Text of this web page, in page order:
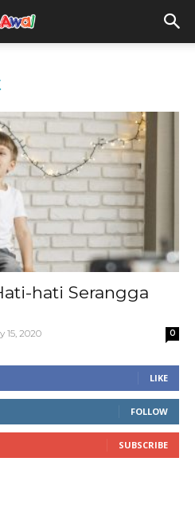
hati Serangga
15, 2020 0
LIKE
FOLLOW
SUBSCRIBE